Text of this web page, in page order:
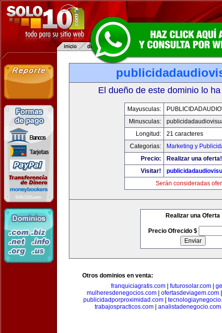
El dueño de este dominio lo
Mayusculas:
Minusculas:
Longitud:
21 caracteres
Categorias:
Marketing y
Precio:
Realizar una oferta!
Visitar!
Serán consideradas
Realizar una Oferta
Precio Ofrecido $
Otros dominios en venta:
franquiciagratis.com
futurosolar.com
mulheresdenegocios.com
ofertasdeviagem.com
publicidadporproximidad.com|
trabajospracticos.com| analistadenegocio.com